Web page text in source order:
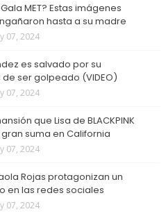
MET? Estas imágenes
hasta a su madre
07, 2024
es salvado por su
ser golpeado (VIDEO)
07, 2024
que Lisa de BLACKPINK
suma en California
07, 2024
Rojas protagonizan un
en las redes sociales
07, 2024